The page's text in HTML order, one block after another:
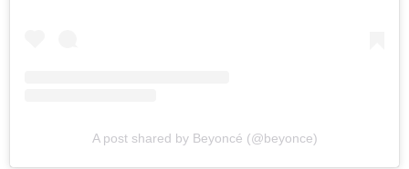
A post shared by Beyoncé (@beyonce)